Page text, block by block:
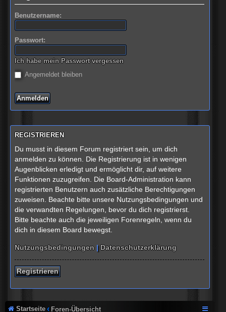
Benutzername:
Passwort:
Ich habe mein Passwort vergessen
Angemeldet bleiben
REGISTRIEREN
Du musst in diesem Forum registriert sein, um dich
anmelden zu können. Die Registrierung ist in wenigen
Augenblicken erledigt und ermöglicht dir, auf weitere
Funktionen zuzugreifen. Die Board-Administration kann
registrierten Benutzern auch zusätzliche Berechtigungen
zuweisen. Beachte bitte unsere Nutzungsbedingungen und
die verwandten Regelungen, bevor du dich registrierst.
Bitte beachte auch die jeweiligen Forenregeln, wenn du
dich in diesem Board bewegst.
Nutzungsbedingungen |Datenschutzerklärung
Registrieren
Startseite Foren-Übersicht